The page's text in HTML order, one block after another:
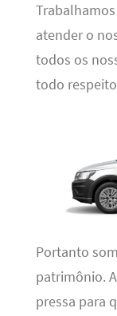
atender o
todos os
todo
Portanto
patrimônio.
pressa para